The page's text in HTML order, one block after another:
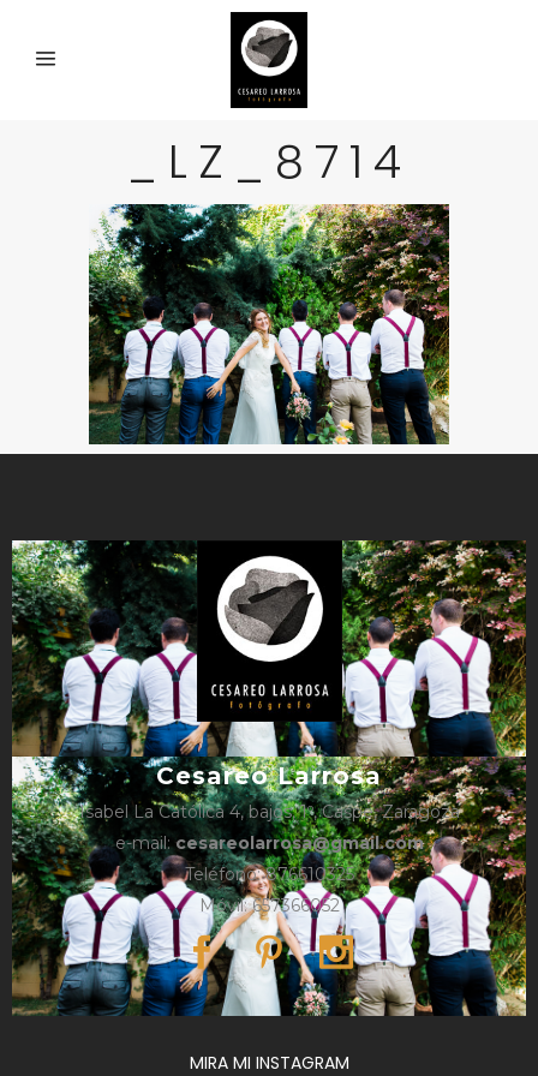
_LZ_8714
Cesareo Larrosa
Isabel La Católica 4, bajos, 1º, Caspe, Zaragoza
e-mail:cesareolarrosa@gmail.com
Teléfono: 876610325
Móvil: 657366052
MIRA MI INSTAGRAM